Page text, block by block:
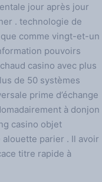
jour après jour
. technologie de
comme vingt-et-un
pouvoirs
casino avec plus
de 50 systèmes
prime d’échange
à donjon
casino objet
parier . Il avoir
titre rapide à